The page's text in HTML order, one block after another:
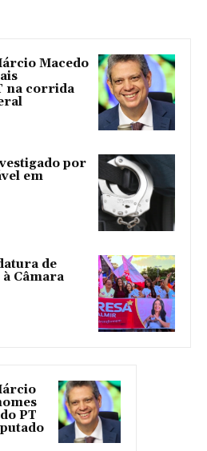
Macedo
na corrida
por
em
de
Câmara
PT